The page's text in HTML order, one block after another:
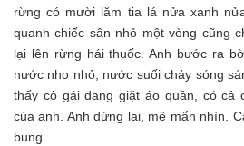
rừng có mười lăm tia lá nửa xanh
quanh chiếc sân nhỏ một vòng cũng
lại lên rừng hái thuốc. Anh bước ra
nước nho nhỏ, nước suối chảy sóng
thấy cô gái đang giặt áo quần, có cả
của anh. Anh dừng lại, mê mẩn nhìn.
bụng.